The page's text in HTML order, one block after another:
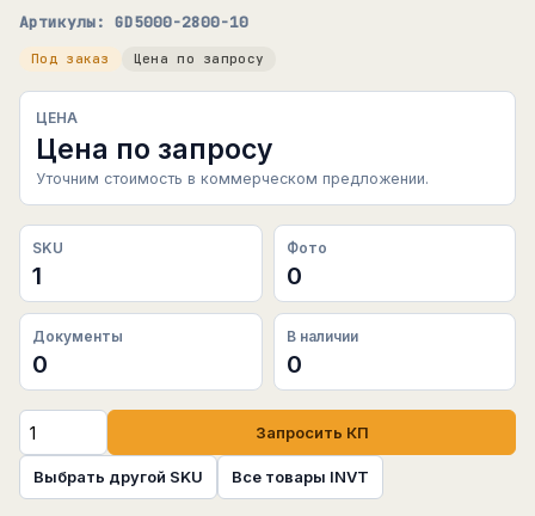
Артикулы: GD5000-2800-10
Под заказ Цена по запросу
ЦЕНА
Цена по запросу
Уточним стоимость в коммерческом предложении.
SKU
1
Фото
0
Документы
0
В наличии
0
Запросить КП
Выбрать другой SKU Все товары INVT